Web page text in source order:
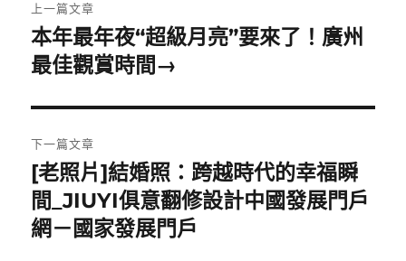
章
導
覽
上一篇文章
上
一
文
章:
本年最年夜“超級月亮”要來了！廣州
最佳觀賞時間→
下一篇文章
下
一
篇
[老照片]結婚照：跨越時代的幸福瞬
間_JIUYI俱意翻修設計中國發展門戶
網－國家發展門戶